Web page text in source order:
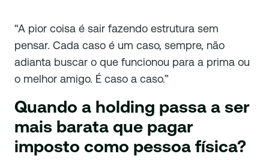
“A pior coisa é sair fazendo estrutura sem
pensar. Cada caso é um caso, sempre, não
adianta buscar o que funcionou para a prima ou
o melhor amigo. É caso a caso.”
Quando a holding passa a ser
mais barata que pagar
imposto como pessoa física?